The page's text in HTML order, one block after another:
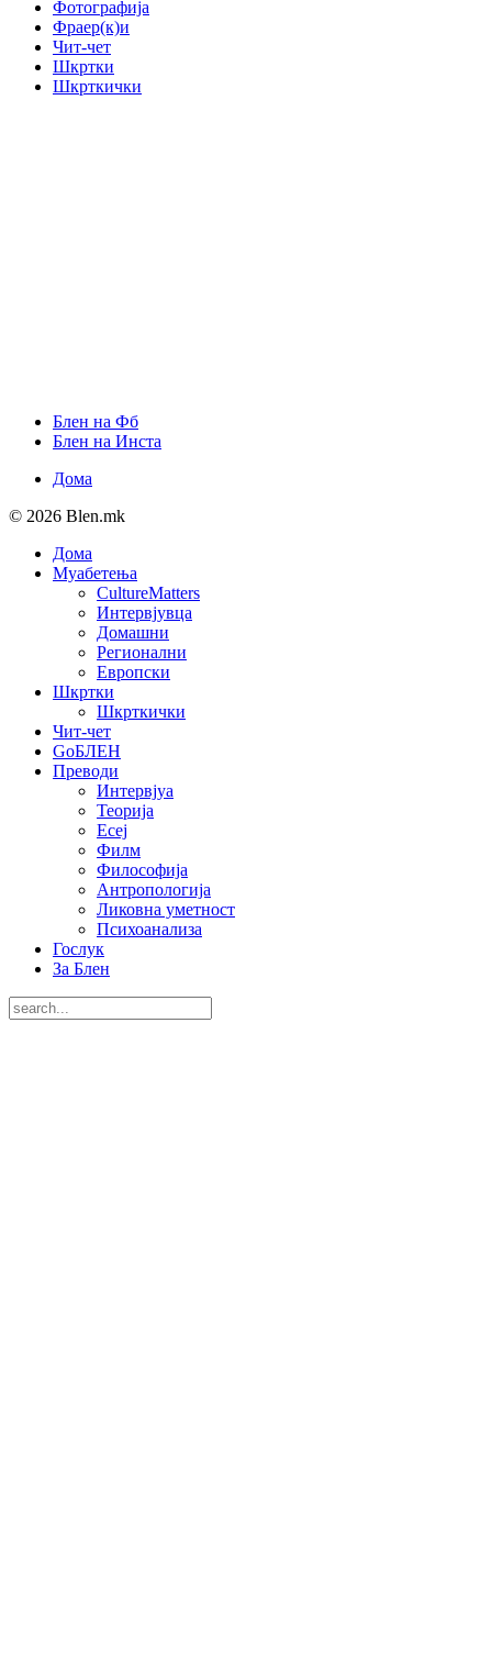
Фотографија
Фраер(к)и
Чит-чет
Шкртки
Шкрткички
Блен на Фб
Блен на Инста
Дома
© 2026 Blen.mk
Дома
Муабетења
CultureMatters
Интервјувца
Домашни
Регионални
Европски
Шкртки
Шкрткички
Чит-чет
GoБЛЕН
Преводи
Интервјуа
Теорија
Есеј
Филм
Философија
Антропологија
Ликовна уметност
Психоанализа
Гослук
За Блен